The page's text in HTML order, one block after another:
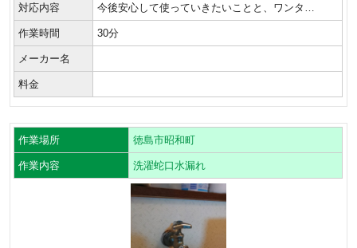
対応内容 今後安心して使っていきたいことと、ワンタ…
作業時間 30分
メーカー名
料金
作業場所 徳島市昭和町
作業内容 洗濯蛇口水漏れ